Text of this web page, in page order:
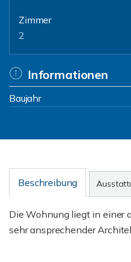
Zimmer
2
Informationen
Baujahr
Beschreibung
Die Wohnung liegt in
sehr ansprechender